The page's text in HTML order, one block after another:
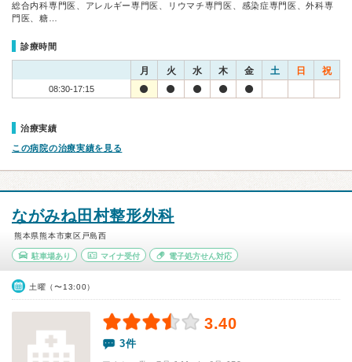
総合内科専門医、アレルギー専門医、リウマチ専門医、感染症専門医、外科専
門医、糖…
診療時間
月 火 水 木 金 土 日 祝
08:30-17:15
治療実績
この病院の治療実績を見る
ながみね田村整形外科
熊本県熊本市東区戸島西
駐車場あり マイナ受付 電子処方せん対応
土曜（〜13:00）
3.40
3件